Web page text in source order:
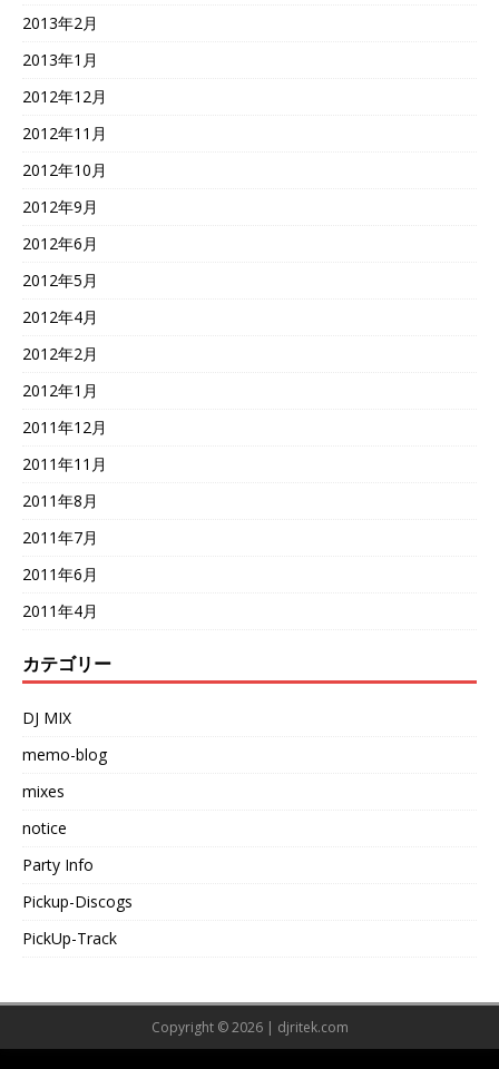
2013年2月
2013年1月
2012年12月
2012年11月
2012年10月
2012年9月
2012年6月
2012年5月
2012年4月
2012年2月
2012年1月
2011年12月
2011年11月
2011年8月
2011年7月
2011年6月
2011年4月
カテゴリー
DJ MIX
memo-blog
mixes
notice
Party Info
Pickup-Discogs
PickUp-Track
Copyright © 2026 | djritek.com